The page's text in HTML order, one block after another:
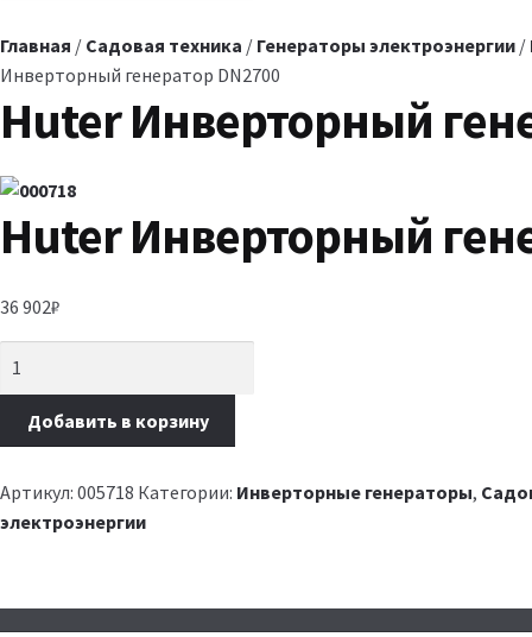
Главная / Садовая техника / Генераторы электроэнергии /
Инверторный генератор DN2700
Huter Инверторный
Huter Инверторный
36 902₽
Добавить в корзину
Артикул: 005718 Категории: Инверторные генераторы,
электроэнергии